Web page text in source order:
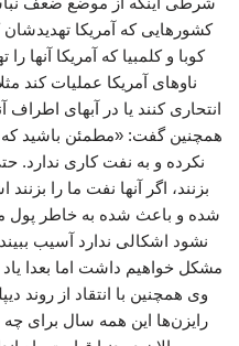
کشورهایی که آمریکا تهدیدشان
کوبا و کلمبیا که آمریکا آنها
ناوهای آمریکا عملیات کند
انتحاری کنند یا در آبهای
همچنین گفت: «مطمئن باشید که
نکرده و به نفت کاری ندارد.
بزنند، اگر آنها نفت ما را
شده و باعث شده به خاطر پول
نشود اشکالی ندارد آسیب
مشکل خواهیم داشت اما بعدا
وی همچنین با انتقاد از روند
رایزن‌ها این همه سال برای چه